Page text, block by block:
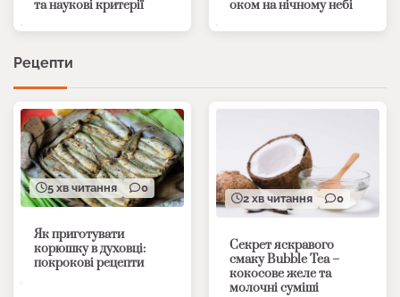
та наукові критерії оком на нічному небі
Рецепти
5 хв читання 0
Як приготувати
корюшку в духовці:
покрокові рецепти
2 хв читання 0
Секрет яскравого
смаку Bubble Tea –
кокосове желе та
молочні суміші